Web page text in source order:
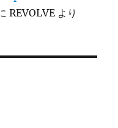
REVOLVE より